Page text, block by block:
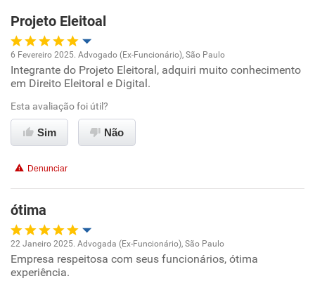
Projeto Eleitoal
Oportunidade de promoção
Ambiente de trabalho
Conciliação com a vida familiar
Recomenda esta empresa
Recomenda a diretoria
6 Fevereiro 2025. Advogado (Ex-Funcionário), São Paulo
Integrante do Projeto Eleitoral, adquiri muito conhecimento
em Direito Eleitoral e Digital.
Esta avaliação foi útil?
Sim Não
Denunciar
ótima
Oportunidade de promoção
22 Janeiro 2025. Advogada (Ex-Funcionário), São Paulo
Empresa respeitosa com seus funcionários, ótima
experiência.